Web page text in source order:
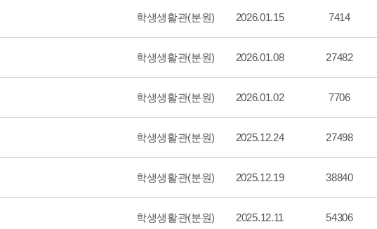
학생생활관(분원) 2026.01.15 7414
학생생활관(분원) 2026.01.08 27482
학생생활관(분원) 2026.01.02 7706
학생생활관(분원) 2025.12.24 27498
학생생활관(분원) 2025.12.19 38840
학생생활관(분원) 2025.12.11 54306